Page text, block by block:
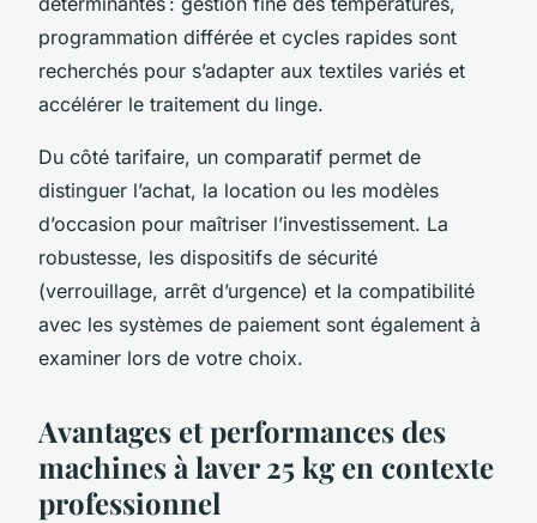
programmation différée et cycles rapides sont
recherchés pour s’adapter aux textiles variés et
accélérer le traitement du linge.
Du côté tarifaire, un comparatif permet de
distinguer l’achat, la location ou les modèles
d’occasion pour maîtriser l’investissement. La
robustesse, les dispositifs de sécurité
(verrouillage, arrêt d’urgence) et la compatibilité
avec les systèmes de paiement sont également à
examiner lors de votre choix.
Avantages et performances des
machines à laver 25 kg en contexte
professionnel